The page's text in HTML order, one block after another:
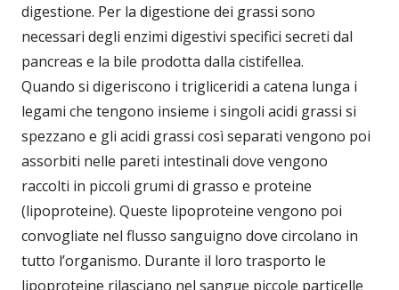
digestione. Per la digestione dei grassi sono
necessari degli enzimi digestivi specifici secreti dal
pancreas e la bile prodotta dalla cistifellea.
Quando si digeriscono i trigliceridi a catena lunga i
legami che tengono insieme i singoli acidi grassi si
spezzano e gli acidi grassi così separati vengono poi
assorbiti nelle pareti intestinali dove vengono
raccolti in piccoli grumi di grasso e proteine
(lipoproteine). Queste lipoproteine vengono poi
convogliate nel flusso sanguigno dove circolano in
tutto l’organismo. Durante il loro trasporto le
lipoproteine rilasciano nel sangue piccole particelle